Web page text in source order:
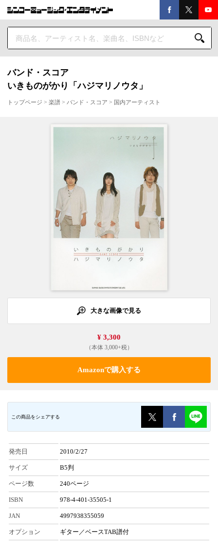
バンド・スコア
いきものがかり「ハジマリノウタ」
トップページ > 楽譜 > バンド・スコア > 国内アーティスト
大きな画像で見る
¥ 3,300
（本体 3,000+税）
Amazonで購入する
この商品をシェアする
発売日 2010/2/27
サイズ B5判
ページ数 240ページ
ISBN 978-4-401-35505-1
JAN 4997938355059
オプション ギター／ベースTAB譜付